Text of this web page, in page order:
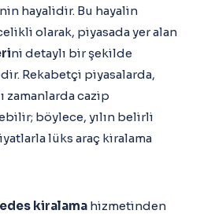
hayalidir. Bu hayalin
olarak, piyasada yer alan
ni detaylı bir şekilde
Rekabetçi piyasalarda,
zamanlarda cazip
böylece, yılın belirli
lüks araç kiralama
kiralama hizmetinden